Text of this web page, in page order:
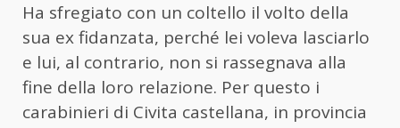
Ha sfregiato con un coltello il volto della
sua ex fidanzata, perché lei voleva lasciarlo
e lui, al contrario, non si rassegnava alla
fine della loro relazione. Per questo i
carabinieri di Civita castellana, in provincia